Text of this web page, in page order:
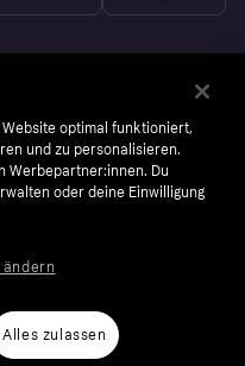
Klarna.com
optimal funktioniert,
und zu personalisieren.
Werbepartner:innen. Du
oder deine Einwilligung
Alles zulassen
ändern